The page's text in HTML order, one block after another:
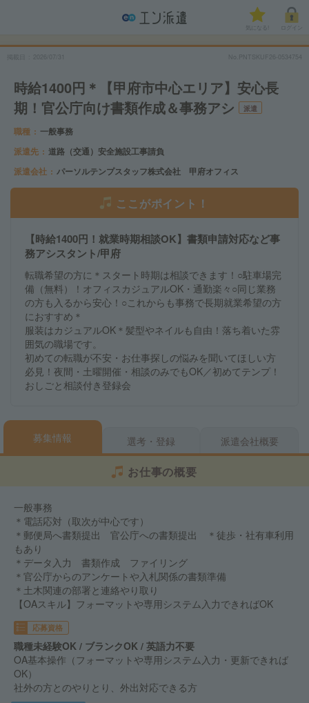
気になる!
2026/07/31 No.PNTSKUF26-0534754
時給1400円＊【甲府市中心エリア】安心長
期！官公庁向け書類作成＆事務アシ
派遣
職種
一般事務
派遣先
道路（交通）安全施設工事請負
派遣会社
パーソルテンプスタッフ株式会社 甲府オフィス
ここがポイント！
【時給1400円！就業時期相談OK】書類申請対応など事
務アシスタント/甲府
転職希望の方に＊スタート時期は相談できます！○駐車場完
備（無料）！オフィスカジュアルOK・通勤楽々○同じ業務
の方も入るから安心！○これからも事務で長期就業希望の方
におすすめ＊
服装はカジュアルOK＊髪型やネイルも自由！落ち着いた雰
囲気の職場です。
初めての転職が不安・お仕事探しの悩みを聞いてほしい方
必見！夜間・土曜開催・相談のみでもOK／初めてテンプ！
おしごと相談付き登録会
募集情報 選考・登録 派遣会社概要
お仕事の概要
一般事務
＊電話応対（取次が中心です）
＊郵便局へ書類提出 官公庁への書類提出 ＊徒歩・社有車利用
もあり
＊データ入力 書類作成 ファイリング
＊官公庁からのアンケートや入札関係の書類準備
＊土木関連の部署と連絡やり取り
【OAスキル】フォーマットや専用システム入力できればOK
応募資格
職種未経験OK / ブランクOK / 英語力不要
OA基本操作（フォーマットや専用システム入力・更新できれば
OK）
社外の方とのやりとり、外出対応できる方